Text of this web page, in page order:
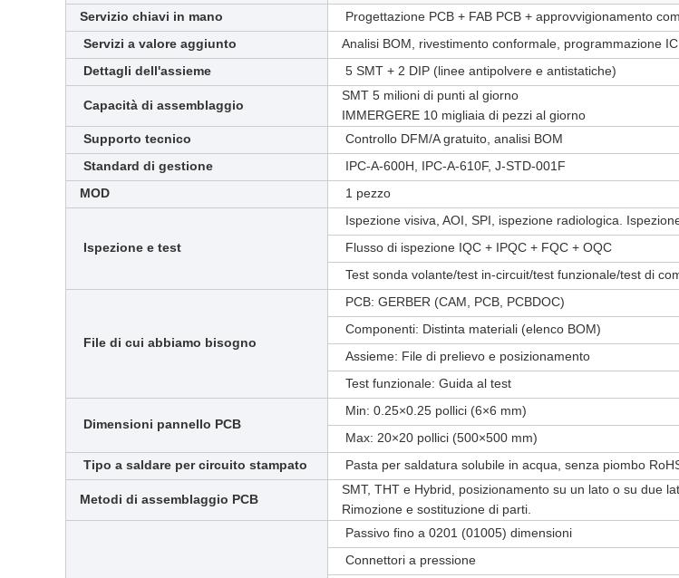
Servizio chiavi in mano
Progettazione PCB + FAB PCB + approvvigionamento
Servizi a valore aggiunto
Analisi BOM, rivestimento conformale, programmazione
Dettagli dell'assieme
5 SMT + 2 DIP (linee antipolvere e antistatiche)
Capacità di assemblaggio
SMT 5 milioni di punti al giorno
IMMERGERE 10 migliaia di pezzi al giorno
Supporto tecnico
Controllo DFM/A gratuito, analisi BOM
Standard di gestione
IPC-A-600H, IPC-A-610F, J-STD-001F
MOD
1 pezzo
Ispezione e test
Ispezione visiva, AOI, SPI, ispezione radiologica.
Flusso di ispezione IQC + IPQC + FQC + OQC
Test sonda volante/test in-circuit/test funzionale/test di
File di cui abbiamo bisogno
PCB: GERBER (CAM, PCB, PCBDOC)
Componenti: Distinta materiali (elenco BOM)
Assieme: File di prelievo e posizionamento
Test funzionale: Guida al test
Dimensioni pannello PCB
Min: 0.25×0.25 pollici (6×6 mm)
Max: 20×20 pollici (500×500 mm)
Tipo a saldare per circuito stampato
Pasta per saldatura solubile in acqua, senza piombo
Metodi di assemblaggio PCB
SMT, THT e Hybrid, posizionamento su un lato o su due
Rimozione e sostituzione di parti.
Passivo fino a 0201 (01005) dimensioni
Connettori a pressione